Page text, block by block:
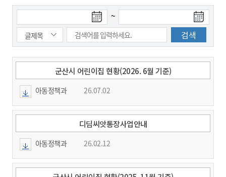
도
시
군
산
색
시
일
~
색
종
일
군산시 어린이집 현황(2026. 6월 기준)
아동정책과 26.07.02
디딤씨앗통장사업안내
아동정책과 26.02.12